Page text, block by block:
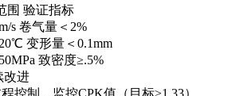
验证指标
卷气量＜2%
变形量＜0.1mm
致密度≥.5%
进
制，监控CPK值（目标≥1.33）